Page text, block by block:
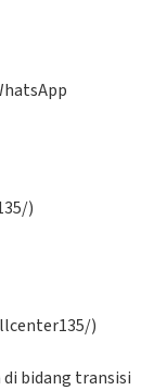
)
)
bidang transisi